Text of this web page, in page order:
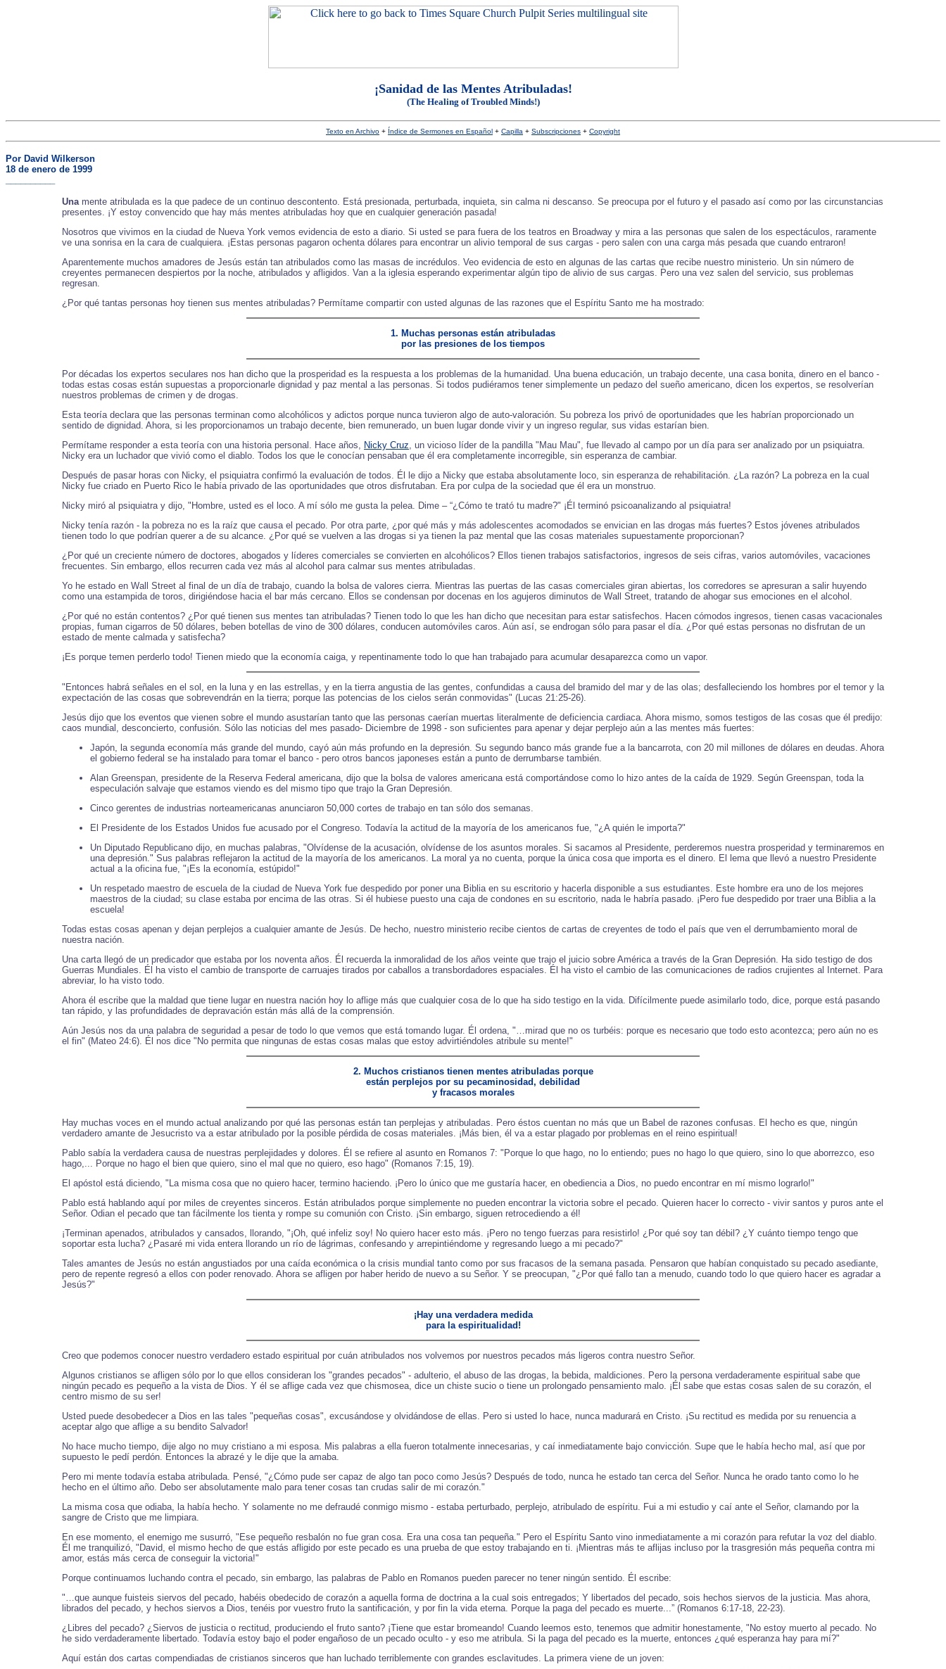
¡Sanidad de las Mentes Atribuladas!
(The Healing of Troubled Minds!)
Texto en Archivo + Índice de Sermones en Español + Capilla + Subscripciones + Copyright
Por David Wilkerson
18 de enero de 1999
Unamente atribulada es la que padece de un continuo descontento. Está presionada, perturbada, inquieta, sin calma ni descanso. Se preocupa por el futuro y el pasado así como por las circunstancias
presentes. ¡Y estoy convencido que hay más mentes atribuladas hoy que en cualquier generación pasada!
Nosotros que vivimos en la ciudad de Nueva York vemos evidencia de esto a diario. Si usted se para fuera de los teatros en Broadway y mira a las personas que salen de los espectáculos, raramente
ve una sonrisa en la cara de cualquiera. ¡Estas personas pagaron ochenta dólares para encontrar un alivio temporal de sus cargas - pero salen con una carga más pesada que cuando entraron!
Aparentemente muchos amadores de Jesús están tan atribulados como las masas de incrédulos. Veo evidencia de esto en algunas de las cartas que recibe nuestro ministerio. Un sin número de
creyentes permanecen despiertos por la noche, atribulados y afligidos. Van a la iglesia esperando experimentar algún tipo de alivio de sus cargas. Pero una vez salen del servicio, sus problemas
regresan.
¿Por qué tantas personas hoy tienen sus mentes atribuladas? Permítame compartir con usted algunas de las razones que el Espíritu Santo me ha mostrado:
1. Muchas personas están atribuladas
por las presiones de los tiempos
Por décadas los expertos seculares nos han dicho que la prosperidad es la respuesta a los problemas de la humanidad. Una buena educación, un trabajo decente, una casa bonita, dinero en el banco -
todas estas cosas están supuestas a proporcionarle dignidad y paz mental a las personas. Si todos pudiéramos tener simplemente un pedazo del sueño americano, dicen los expertos, se resolverían
nuestros problemas de crimen y de drogas.
Esta teoría declara que las personas terminan como alcohólicos y adictos porque nunca tuvieron algo de auto-valoración. Su pobreza los privó de oportunidades que les habrían proporcionado un
sentido de dignidad. Ahora, si les proporcionamos un trabajo decente, bien remunerado, un buen lugar donde vivir y un ingreso regular, sus vidas estarían bien.
Permítame responder a esta teoría con una historia personal. Hace años, Nicky Cruz, un vicioso líder de la pandilla "Mau Mau", fue llevado al campo por un día para ser analizado por un psiquiatra.
Nicky era un luchador que vivió como el diablo. Todos los que le conocían pensaban que él era completamente incorregible, sin esperanza de cambiar.
Después de pasar horas con Nicky, el psiquiatra confirmó la evaluación de todos. Él le dijo a Nicky que estaba absolutamente loco, sin esperanza de rehabilitación. ¿La razón? La pobreza en la cual
Nicky fue criado en Puerto Rico le había privado de las oportunidades que otros disfrutaban. Era por culpa de la sociedad que él era un monstruo.
Nicky miró al psiquiatra y dijo, "Hombre, usted es el loco. A mí sólo me gusta la pelea. Dime – “¿Cómo te trató tu madre?" ¡Él terminó psicoanalizando al psiquiatra!
Nicky tenía razón - la pobreza no es la raíz que causa el pecado. Por otra parte, ¿por qué más y más adolescentes acomodados se envician en las drogas más fuertes? Estos jóvenes atribulados
tienen todo lo que podrían querer a de su alcance. ¿Por qué se vuelven a las drogas si ya tienen la paz mental que las cosas materiales supuestamente proporcionan?
¿Por qué un creciente número de doctores, abogados y líderes comerciales se convierten en alcohólicos? Ellos tienen trabajos satisfactorios, ingresos de seis cifras, varios automóviles, vacaciones
frecuentes. Sin embargo, ellos recurren cada vez más al alcohol para calmar sus mentes atribuladas.
Yo he estado en Wall Street al final de un día de trabajo, cuando la bolsa de valores cierra. Mientras las puertas de las casas comerciales giran abiertas, los corredores se apresuran a salir huyendo
como una estampida de toros, dirigiéndose hacia el bar más cercano. Ellos se condensan por docenas en los agujeros diminutos de Wall Street, tratando de ahogar sus emociones en el alcohol.
¿Por qué no están contentos? ¿Por qué tienen sus mentes tan atribuladas? Tienen todo lo que les han dicho que necesitan para estar satisfechos. Hacen cómodos ingresos, tienen casas vacacionales
propias, fuman cigarros de 50 dólares, beben botellas de vino de 300 dólares, conducen automóviles caros. Aún así, se endrogan sólo para pasar el día. ¿Por qué estas personas no disfrutan de un
estado de mente calmada y satisfecha?
¡Es porque temen perderlo todo! Tienen miedo que la economía caiga, y repentinamente todo lo que han trabajado para acumular desaparezca como un vapor.
"Entonces habrá señales en el sol, en la luna y en las estrellas, y en la tierra angustia de las gentes, confundidas a causa del bramido del mar y de las olas; desfalleciendo los hombres por el temor y la
expectación de las cosas que sobrevendrán en la tierra; porque las potencias de los cielos serán conmovidas" (Lucas 21:25-26).
Jesús dijo que los eventos que vienen sobre el mundo asustarían tanto que las personas caerían muertas literalmente de deficiencia cardiaca. Ahora mismo, somos testigos de las cosas que él predijo:
caos mundial, desconcierto, confusión. Sólo las noticias del mes pasado- Diciembre de 1998 - son suficientes para apenar y dejar perplejo aún a las mentes más fuertes:
Japón, la segunda economía más grande del mundo, cayó aún más profundo en la depresión. Su segundo banco más grande fue a la bancarrota, con 20 mil millones de dólares en deudas. Ahora
el gobierno federal se ha instalado para tomar el banco - pero otros bancos japoneses están a punto de derrumbarse también.
Alan Greenspan, presidente de la Reserva Federal americana, dijo que la bolsa de valores americana está comportándose como lo hizo antes de la caída de 1929. Según Greenspan, toda la
especulación salvaje que estamos viendo es del mismo tipo que trajo la Gran Depresión.
Cinco gerentes de industrias norteamericanas anunciaron 50,000 cortes de trabajo en tan sólo dos semanas.
El Presidente de los Estados Unidos fue acusado por el Congreso. Todavía la actitud de la mayoría de los americanos fue, "¿A quién le importa?"
Un Diputado Republicano dijo, en muchas palabras, "Olvídense de la acusación, olvídense de los asuntos morales. Si sacamos al Presidente, perderemos nuestra prosperidad y terminaremos en
una depresión." Sus palabras reflejaron la actitud de la mayoría de los americanos. La moral ya no cuenta, porque la única cosa que importa es el dinero. El lema que llevó a nuestro Presidente
actual a la oficina fue, "¡Es la economía, estúpido!"
Un respetado maestro de escuela de la ciudad de Nueva York fue despedido por poner una Biblia en su escritorio y hacerla disponible a sus estudiantes. Este hombre era uno de los mejores
maestros de la ciudad; su clase estaba por encima de las otras. Si él hubiese puesto una caja de condones en su escritorio, nada le habría pasado. ¡Pero fue despedido por traer una Biblia a la
escuela!
Todas estas cosas apenan y dejan perplejos a cualquier amante de Jesús. De hecho, nuestro ministerio recibe cientos de cartas de creyentes de todo el país que ven el derrumbamiento moral de
nuestra nación.
Una carta llegó de un predicador que estaba por los noventa años. Él recuerda la inmoralidad de los años veinte que trajo el juicio sobre América a través de la Gran Depresión. Ha sido testigo de dos
Guerras Mundiales. Él ha visto el cambio de transporte de carruajes tirados por caballos a transbordadores espaciales. Él ha visto el cambio de las comunicaciones de radios crujientes al Internet. Para
abreviar, lo ha visto todo.
Ahora él escribe que la maldad que tiene lugar en nuestra nación hoy lo aflige más que cualquier cosa de lo que ha sido testigo en la vida. Difícilmente puede asimilarlo todo, dice, porque está pasando
tan rápido, y las profundidades de depravación están más allá de la comprensión.
Aún Jesús nos da una palabra de seguridad a pesar de todo lo que vemos que está tomando lugar. Él ordena, "…mirad que no os turbéis: porque es necesario que todo esto acontezca; pero aún no es
el fin" (Mateo 24:6). Él nos dice "No permita que ningunas de estas cosas malas que estoy advirtiéndoles atribule su mente!"
2. Muchos cristianos tienen mentes atribuladas porque
están perplejos por su pecaminosidad, debilidad
y fracasos morales
Hay muchas voces en el mundo actual analizando por qué las personas están tan perplejas y atribuladas. Pero éstos cuentan no más que un Babel de razones confusas. El hecho es que, ningún
verdadero amante de Jesucristo va a estar atribulado por la posible pérdida de cosas materiales. ¡Más bien, él va a estar plagado por problemas en el reino espiritual!
Pablo sabía la verdadera causa de nuestras perplejidades y dolores. Él se refiere al asunto en Romanos 7: "Porque lo que hago, no lo entiendo; pues no hago lo que quiero, sino lo que aborrezco, eso
hago,... Porque no hago el bien que quiero, sino el mal que no quiero, eso hago" (Romanos 7:15, 19).
El apóstol está diciendo, "La misma cosa que no quiero hacer, termino haciendo. ¡Pero lo único que me gustaría hacer, en obediencia a Dios, no puedo encontrar en mí mismo lograrlo!"
Pablo está hablando aquí por miles de creyentes sinceros. Están atribulados porque simplemente no pueden encontrar la victoria sobre el pecado. Quieren hacer lo correcto - vivir santos y puros ante el
Señor. Odian el pecado que tan fácilmente los tienta y rompe su comunión con Cristo. ¡Sin embargo, siguen retrocediendo a él!
¡Terminan apenados, atribulados y cansados, llorando, "¡Oh, qué infeliz soy! No quiero hacer esto más. ¡Pero no tengo fuerzas para resistirlo! ¿Por qué soy tan débil? ¿Y cuánto tiempo tengo que
soportar esta lucha? ¿Pasaré mi vida entera llorando un río de lágrimas, confesando y arrepintiéndome y regresando luego a mi pecado?"
Tales amantes de Jesús no están angustiados por una caída económica o la crisis mundial tanto como por sus fracasos de la semana pasada. Pensaron que habían conquistado su pecado asediante,
pero de repente regresó a ellos con poder renovado. Ahora se afligen por haber herido de nuevo a su Señor. Y se preocupan, "¿Por qué fallo tan a menudo, cuando todo lo que quiero hacer es agradar a
Jesús?"
¡Hay una verdadera medida
para la espiritualidad!
Creo que podemos conocer nuestro verdadero estado espiritual por cuán atribulados nos volvemos por nuestros pecados más ligeros contra nuestro Señor.
Algunos cristianos se afligen sólo por lo que ellos consideran los "grandes pecados" - adulterio, el abuso de las drogas, la bebida, maldiciones. Pero la persona verdaderamente espiritual sabe que
ningún pecado es pequeño a la vista de Dios. Y él se aflige cada vez que chismosea, dice un chiste sucio o tiene un prolongado pensamiento malo. ¡Él sabe que estas cosas salen de su corazón, el
centro mismo de su ser!
Usted puede desobedecer a Dios en las tales "pequeñas cosas", excusándose y olvidándose de ellas. Pero si usted lo hace, nunca madurará en Cristo. ¡Su rectitud es medida por su renuencia a
aceptar algo que aflige a su bendito Salvador!
No hace mucho tiempo, dije algo no muy cristiano a mi esposa. Mis palabras a ella fueron totalmente innecesarias, y caí inmediatamente bajo convicción. Supe que le había hecho mal, así que por
supuesto le pedí perdón. Entonces la abrazé y le dije que la amaba.
Pero mi mente todavía estaba atribulada. Pensé, "¿Cómo pude ser capaz de algo tan poco como Jesús? Después de todo, nunca he estado tan cerca del Señor. Nunca he orado tanto como lo he
hecho en el último año. Debo ser absolutamente malo para tener cosas tan crudas salir de mi corazón."
La misma cosa que odiaba, la había hecho. Y solamente no me defraudé conmigo mismo - estaba perturbado, perplejo, atribulado de espíritu. Fui a mi estudio y caí ante el Señor, clamando por la
sangre de Cristo que me limpiara.
En ese momento, el enemigo me susurró, "Ese pequeño resbalón no fue gran cosa. Era una cosa tan pequeña." Pero el Espíritu Santo vino inmediatamente a mi corazón para refutar la voz del diablo.
Él me tranquilizó, "David, el mismo hecho de que estás afligido por este pecado es una prueba de que estoy trabajando en ti. ¡Mientras más te aflijas incluso por la trasgresión más pequeña contra mi
amor, estás más cerca de conseguir la victoria!"
Porque continuamos luchando contra el pecado, sin embargo, las palabras de Pablo en Romanos pueden parecer no tener ningún sentido. Él escribe:
"…que aunque fuisteis siervos del pecado, habéis obedecido de corazón a aquella forma de doctrina a la cual sois entregados; Y libertados del pecado, sois hechos siervos de la justicia. Mas ahora,
librados del pecado, y hechos siervos a Dios, tenéis por vuestro fruto la santificación, y por fin la vida eterna. Porque la paga del pecado es muerte...” (Romanos 6:17-18, 22-23).
¿Libres del pecado? ¿Siervos de justicia o rectitud, produciendo el fruto santo? ¡Tiene que estar bromeando! Cuando leemos esto, tenemos que admitir honestamente, "No estoy muerto al pecado. No
he sido verdaderamente libertado. Todavía estoy bajo el poder engañoso de un pecado oculto - y eso me atribula. Si la paga del pecado es la muerte, entonces ¿qué esperanza hay para mí?"
Aquí están dos cartas compendiadas de cristianos sinceros que han luchado terriblemente con grandes esclavitudes. La primera viene de un joven: